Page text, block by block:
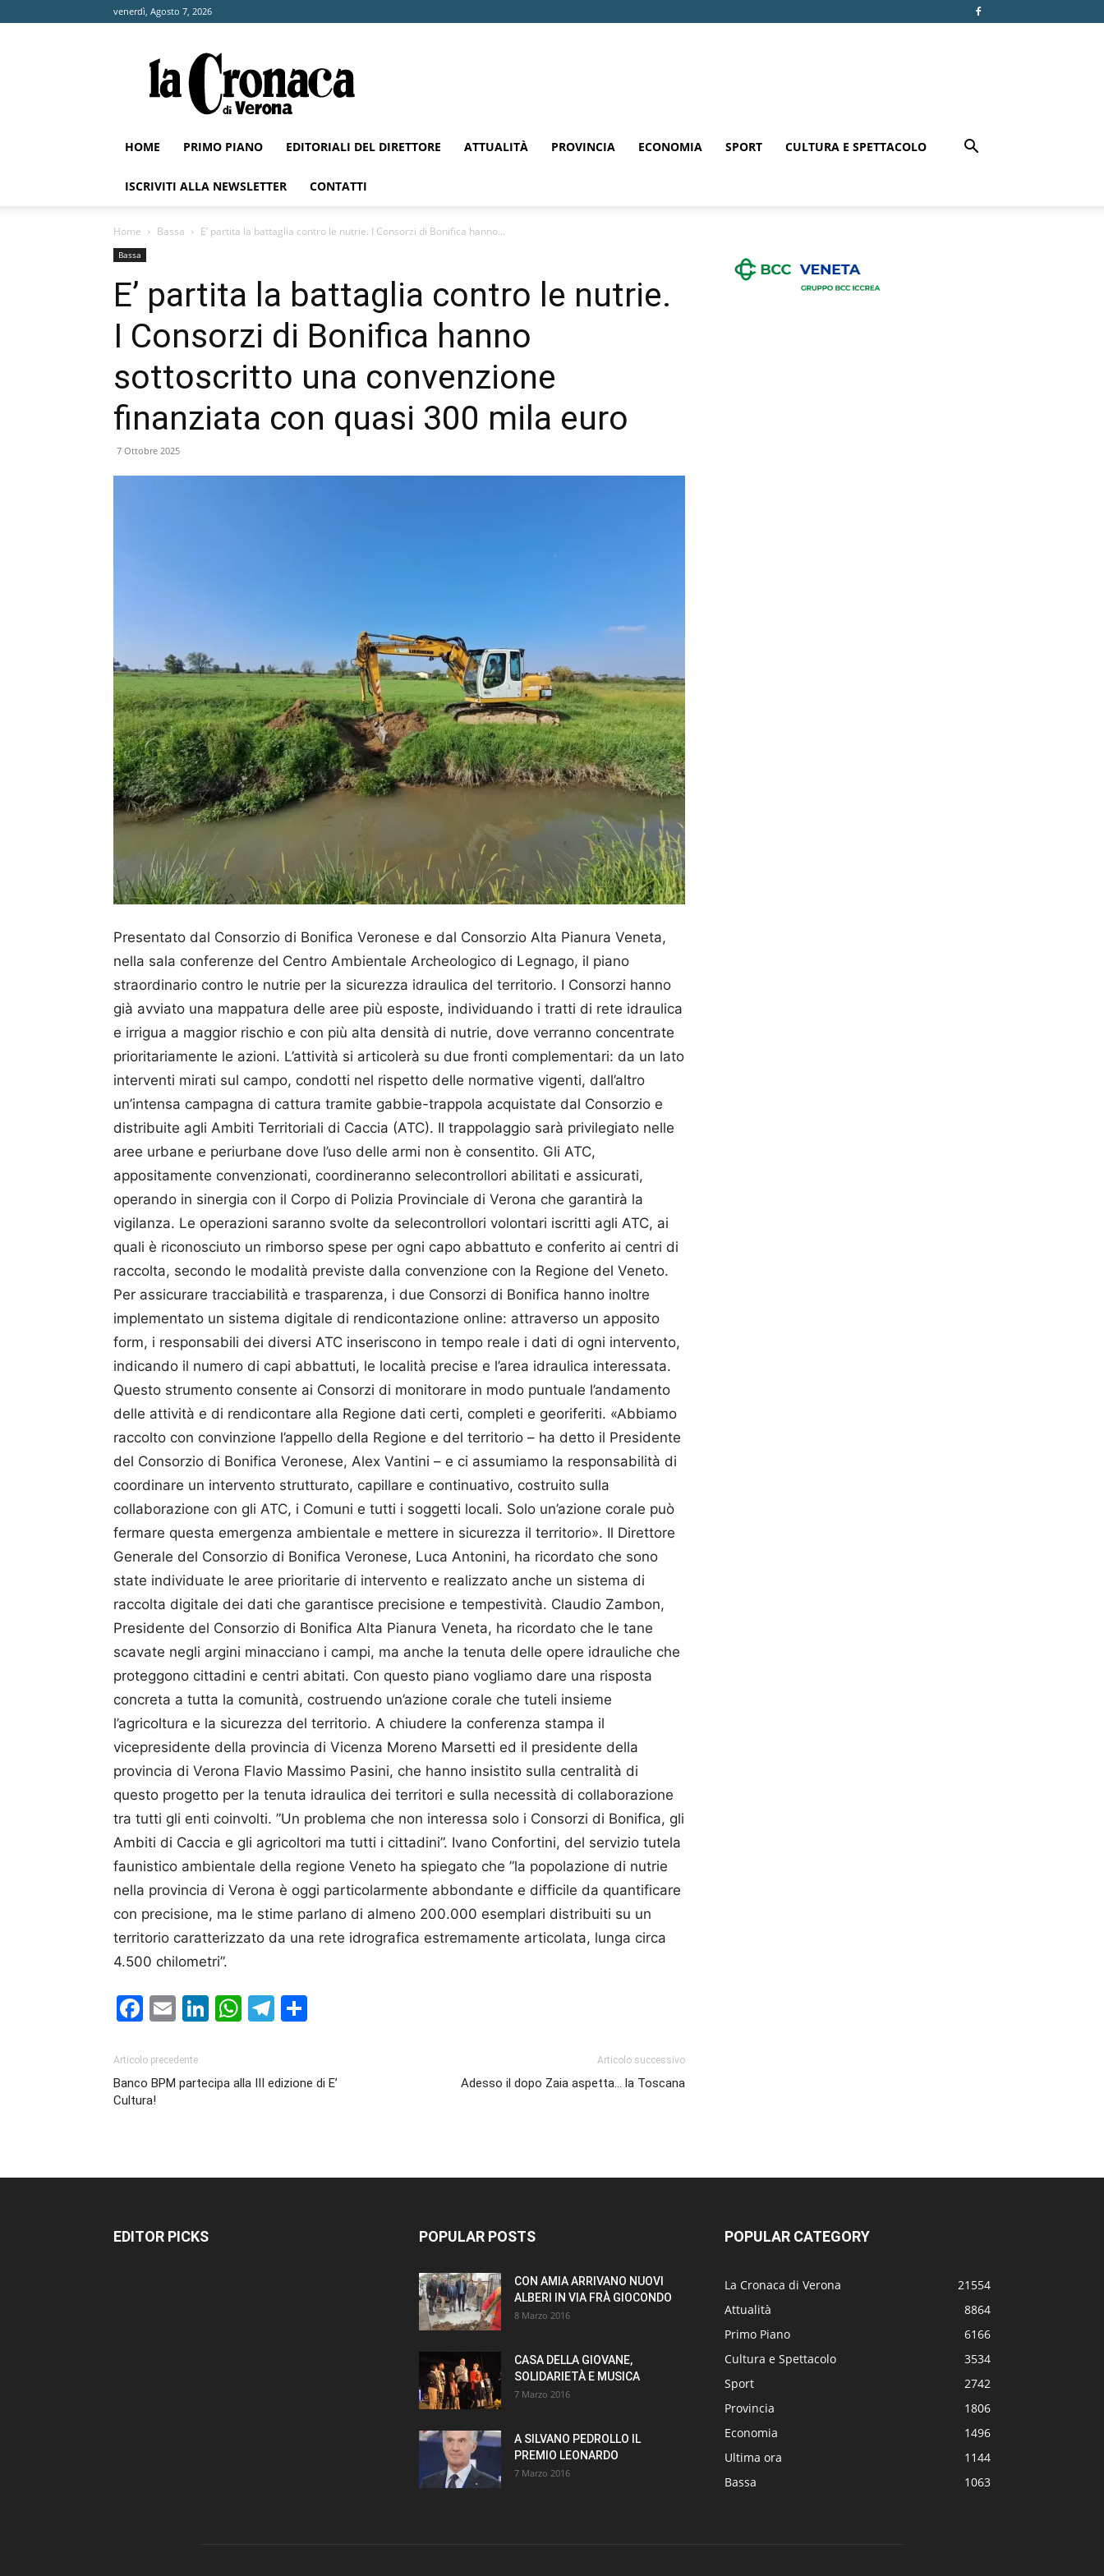
venerdì, Agosto 7, 2026
Cronaca
di
Verona
HOME PRIMO PIANO EDITORIALI DEL DIRETTORE ATTUALITÀ PROVINCIA ECONOMIA SPORT CULTURA E SPETTACOLO
ISCRIVITI ALLA NEWSLETTER CONTATTI
Home Bassa E’ partita la battaglia contro le nutrie. I Consorzi di Bonifica hanno...
Bassa
E’ partita la battaglia contro le nutrie.
I Consorzi di Bonifica hanno
sottoscritto una convenzione
finanziata con quasi 300 mila euro
7 Ottobre 2025
Presentato dal Consorzio di Bonifica Veronese e dal Consorzio Alta Pianura Veneta,
nella sala conferenze del Centro Ambientale Archeologico di Legnago, il piano
straordinario contro le nutrie per la sicurezza idraulica del territorio. I Consorzi hanno
già avviato una mappatura delle aree più esposte, individuando i tratti di rete idraulica
e irrigua a maggior rischio e con più alta densità di nutrie, dove verranno concentrate
prioritariamente le azioni. L’attività si articolerà su due fronti complementari: da un lato
interventi mirati sul campo, condotti nel rispetto delle normative vigenti, dall’altro
un’intensa campagna di cattura tramite gabbie-trappola acquistate dal Consorzio e
distribuite agli Ambiti Territoriali di Caccia (ATC). Il trappolaggio sarà privilegiato nelle
aree urbane e periurbane dove l’uso delle armi non è consentito. Gli ATC,
appositamente convenzionati, coordineranno selecontrollori abilitati e assicurati,
operando in sinergia con il Corpo di Polizia Provinciale di Verona che garantirà la
vigilanza. Le operazioni saranno svolte da selecontrollori volontari iscritti agli ATC, ai
quali è riconosciuto un rimborso spese per ogni capo abbattuto e conferito ai centri di
raccolta, secondo le modalità previste dalla convenzione con la Regione del Veneto.
Per assicurare tracciabilità e trasparenza, i due Consorzi di Bonifica hanno inoltre
implementato un sistema digitale di rendicontazione online: attraverso un apposito
form, i responsabili dei diversi ATC inseriscono in tempo reale i dati di ogni intervento,
indicando il numero di capi abbattuti, le località precise e l’area idraulica interessata.
Questo strumento consente ai Consorzi di monitorare in modo puntuale l’andamento
delle attività e di rendicontare alla Regione dati certi, completi e georiferiti. «Abbiamo
raccolto con convinzione l’appello della Regione e del territorio – ha detto il Presidente
del Consorzio di Bonifica Veronese, Alex Vantini – e ci assumiamo la responsabilità di
coordinare un intervento strutturato, capillare e continuativo, costruito sulla
collaborazione con gli ATC, i Comuni e tutti i soggetti locali. Solo un’azione corale può
fermare questa emergenza ambientale e mettere in sicurezza il territorio». Il Direttore
Generale del Consorzio di Bonifica Veronese, Luca Antonini, ha ricordato che sono
state individuate le aree prioritarie di intervento e realizzato anche un sistema di
raccolta digitale dei dati che garantisce precisione e tempestività. Claudio Zambon,
Presidente del Consorzio di Bonifica Alta Pianura Veneta, ha ricordato che le tane
scavate negli argini minacciano i campi, ma anche la tenuta delle opere idrauliche che
proteggono cittadini e centri abitati. Con questo piano vogliamo dare una risposta
concreta a tutta la comunità, costruendo un’azione corale che tuteli insieme
l’agricoltura e la sicurezza del territorio. A chiudere la conferenza stampa il
vicepresidente della provincia di Vicenza Moreno Marsetti ed il presidente della
provincia di Verona Flavio Massimo Pasini, che hanno insistito sulla centralità di
questo progetto per la tenuta idraulica dei territori e sulla necessità di collaborazione
tra tutti gli enti coinvolti. ”Un problema che non interessa solo i Consorzi di Bonifica, gli
Ambiti di Caccia e gli agricoltori ma tutti i cittadini”. Ivano Confortini, del servizio tutela
faunistico ambientale della regione Veneto ha spiegato che ”la popolazione di nutrie
nella provincia di Verona è oggi particolarmente abbondante e difficile da quantificare
con precisione, ma le stime parlano di almeno 200.000 esemplari distribuiti su un
territorio caratterizzato da una rete idrografica estremamente articolata, lunga circa
4.500 chilometri”.
Facebook
EmailLinkedIn
WhatsApp
Telegram
Articolo precedente
Banco BPM partecipa alla III edizione di E’
Cultura!
Articolo successivo
Adesso il dopo Zaia aspetta… la Toscana
EDITOR PICKS POPULAR POSTS
CON AMIA ARRIVANO NUOVI
ALBERI IN VIA FRÀ GIOCONDO
8 Marzo 2016
CASA DELLA GIOVANE,
SOLIDARIETÀ E MUSICA
7 Marzo 2016
A SILVANO PEDROLLO IL
PREMIO LEONARDO
7 Marzo 2016
POPULAR CATEGORY
La Cronaca di Verona
21554
Attualità
8864
Primo Piano
6166
Cultura e Spettacolo
3534
Sport
2742
Provincia
1806
Economia
1496
Ultima ora
1144
Bassa
1063